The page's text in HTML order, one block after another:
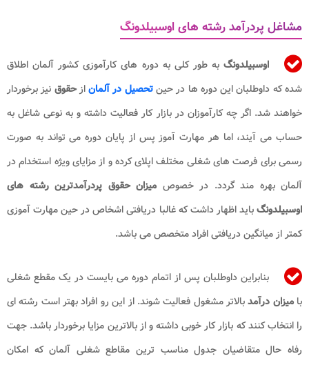
مشاغل پردرآمد رشته های اوسبیلدونگ
اوسبیلدونگبه طور کلی به دوره های کارآموزی کشور آلمان اطلاق
شده که داوطلبان این دوره ها در حینتحصیل در آلمانازحقوق نیز برخوردار
خواهند شد. اگر چه کارآموزان در بازار کار فعالیت داشته و به نوعی شاغل به
حساب می آیند، اما هر مهارت آموز پس از پایان دوره می تواند به صورت
رسمی برای فرصت های شغلی مختلف اپلای کرده و از مزایای ویژه استخدام در
آلمان بهره مند گردد. در خصوص میزان حقوق پردرآمدترین رشته های
اوسبیلدونگباید اظهار داشت که غالبا دریافتی اشخاص در حین مهارت آموزی
کمتر از میانگین دریافتی افراد متخصص می باشد.
بنابراین داوطلبان پس از اتمام دوره می بایست در یک مقطع شغلی
بامیزان درآمدبالاتر مشغول فعالیت شوند. از این رو افراد بهتر است رشته ای
را انتخاب کنند که بازار کار خوبی داشته و از بالاترین مزایا برخوردار باشد. جهت
رفاه حال متقاضیان جدول مناسب ترین مقاطع شغلی آلمان که امکان